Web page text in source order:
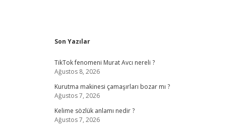
Sidebar
Son Yazılar
TikTok fenomeni Murat Avcı nereli ?
Ağustos 8, 2026
Kurutma makinesi çamaşırları bozar mı ?
Ağustos 7, 2026
Kelime sözlük anlamı nedir ?
Ağustos 7, 2026